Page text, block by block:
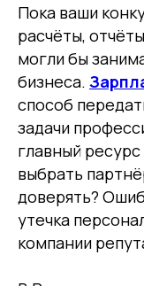
Пока ваши
расчёты,
могли бы
бизнеса.
способ
задачи
главный
выбрать
доверять?
утечка
компании